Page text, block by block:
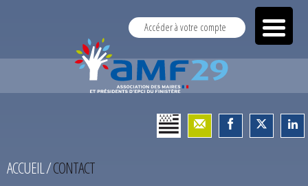
Accéder à votre compte
ACCUEIL/CONTACT